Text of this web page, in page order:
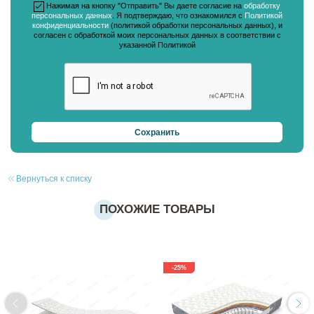
Нажимая на кнопку "Отправить" Вы даете согласие на обработку
персональных данных. Я подтверждаю, что ознакомился с Политикой
конфиденциальности(политикой обработки персональных данных), и
согласен с обработкой моих персональных данных в соответствии с
указанной Политикой
Вернуться к списку
ПОХОЖИЕ ТОВАРЫ
-25%